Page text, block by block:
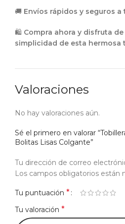
🚚 Envíos rápidos y seguros a
🛍 Compra ahora y disfruta
simplicidad de esta hermosa
Valoraciones
No hay valoraciones aún.
Sé el primero en valorar
Bolitas Lisas Colgante”
Tu dirección de correo
Los campos obligatorios están
Tu puntuación *
Tu valoración *